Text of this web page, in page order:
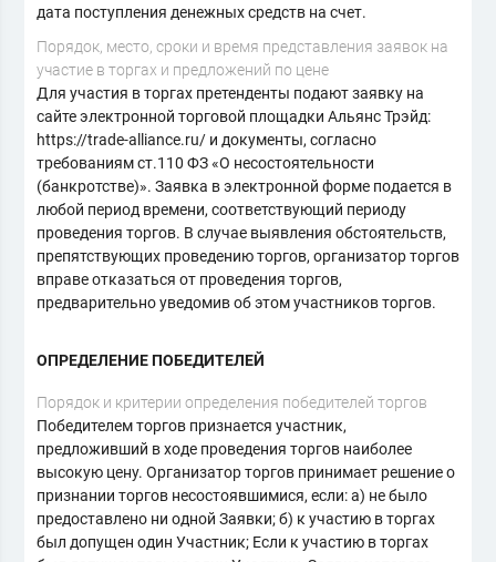
дата поступления денежных средств на счет.
Порядок, место, сроки и время представления заявок на
участие в торгах и предложений по цене
Для участия в торгах претенденты подают заявку на
сайте электронной торговой площадки Альянс Трэйд:
https://trade-alliance.ru/ и документы, согласно
требованиям ст.110 ФЗ «О несостоятельности
(банкротстве)». Заявка в электронной форме подается в
любой период времени, соответствующий периоду
проведения торгов. В случае выявления обстоятельств,
препятствующих проведению торгов, организатор торгов
вправе отказаться от проведения торгов,
предварительно уведомив об этом участников торгов.
ОПРЕДЕЛЕНИЕ ПОБЕДИТЕЛЕЙ
Порядок и критерии определения победителей торгов
Победителем торгов признается участник,
предложивший в ходе проведения торгов наиболее
высокую цену. Организатор торгов принимает решение о
признании торгов несостоявшимися, если: а) не было
предоставлено ни одной Заявки; б) к участию в торгах
был допущен один Участник; Если к участию в торгах